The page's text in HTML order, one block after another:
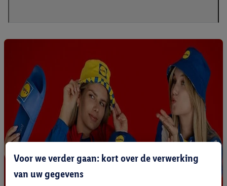
Voor we verder gaan: kort over de verwerking
van uw gegevens